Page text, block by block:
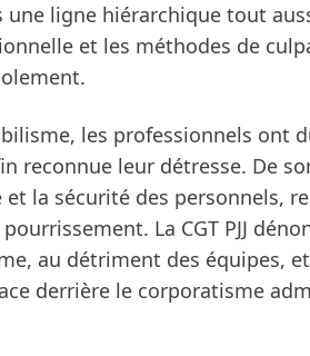
une ligne hiérarchique tout
et les méthodes de
les professionnels ont
reconnue leur détresse. De
la sécurité des personnels,
La CGT PJJ
au détriment des équipes,
derrière le corporatisme